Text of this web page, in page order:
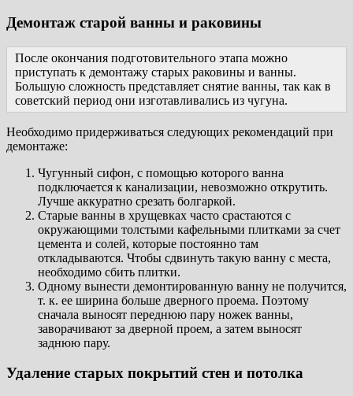
Демонтаж старой ванны и раковины
После окончания подготовительного этапа можно
приступать к демонтажу старых раковины и ванны.
Большую сложность представляет снятие ванны, так как в
советский период они изготавливались из чугуна.
Необходимо придерживаться следующих рекомендаций при
демонтаже:
Чугунный сифон, с помощью которого ванна
подключается к канализации, невозможно открутить.
Лучше аккуратно срезать болгаркой.
Старые ванны в хрущевках часто срастаются с
окружающими толстыми кафельными плитками за счет
цемента и солей, которые постоянно там
откладываются. Чтобы сдвинуть такую ванну с места,
необходимо сбить плитки.
Одному вынести демонтированную ванну не получится,
т. к. ее ширина больше дверного проема. Поэтому
сначала выносят переднюю пару ножек ванны,
заворачивают за дверной проем, а затем выносят
заднюю пару.
Удаление старых покрытий стен и потолка